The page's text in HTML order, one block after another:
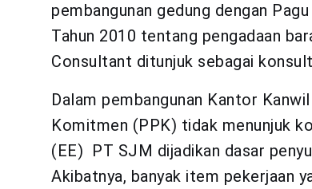
pembangunan gedung dengan
Tahun 2010 tentang pengadaan
Consultant ditunjuk sebagai
Dalam pembangunan Kantor
Komitmen (PPK) tidak menunjuk
(EE) PT SJM dijadikan dasar
Akibatnya, banyak item pekerjaan